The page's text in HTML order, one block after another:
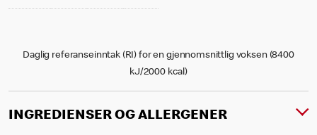
Daglig referanseinntak (RI) for en gjennomsnittlig voksen (8400
kJ/2000 kcal)
INGREDIENSER OG ALLERGENER